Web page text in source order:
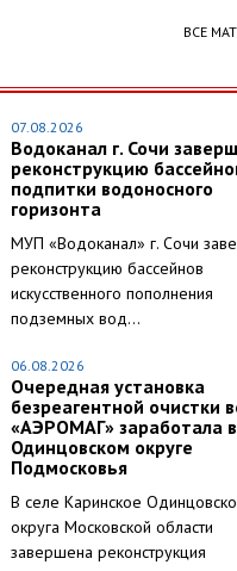
ВСЕ
07.08.2026
Водоканал г. Сочи
реконструкцию
подпитки водоносного
горизонта
МУП «Водоканал» г. Сочи
реконструкцию бассейнов
искусственного пополнения
подземных вод...
06.08.2026
Очередная установка
безреагентной очистки
«АЭРОМАГ» заработала в
Одинцовском округе
Подмосковья
В селе Каринское
округа Московской области
завершена реконструкция